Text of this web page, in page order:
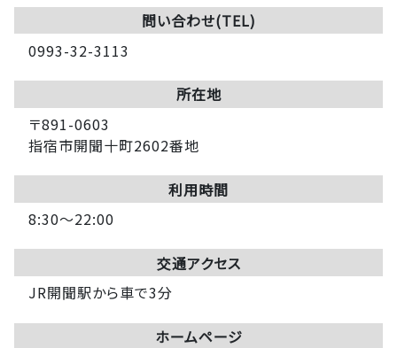
問い合わせ(TEL)
0993-32-3113
所在地
〒891-0603
指宿市開聞十町2602番地
利用時間
8:30～22:00
交通アクセス
JR開聞駅から車で3分
ホームページ